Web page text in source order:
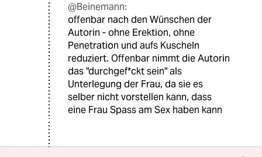
@Beinemann:
offenbar nach den Wünschen der
Autorin - ohne Erektion, ohne
Penetration und aufs Kuscheln
reduziert. Offenbar nimmt die Autorin
das "durchgef*ckt sein" als
Unterlegung der Frau, da sie es
selber nicht vorstellen kann, dass
eine Frau Spass am Sex haben kann